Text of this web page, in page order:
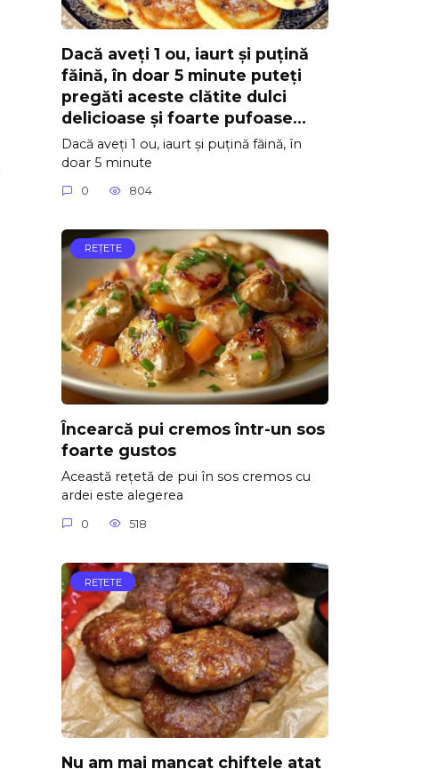
Dacă aveți 1 ou, iaurt și puțină
făină, în doar 5 minute puteți
pregăti aceste clătite dulci
delicioase și foarte pufoase…
Dacă aveți 1 ou, iaurt și puțină făină, în
doar 5 minute
0 804
REŢETE
Încearcă pui cremos într-un sos
foarte gustos
Această rețetă de pui în sos cremos cu
ardei este alegerea
0 518
REŢETE
Nu am mai mancat chiftele atat